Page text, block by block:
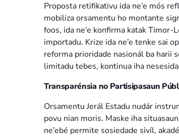
Proposta retifikativu ida ne’e mós
mobiliza orsamentu ho montante
foos, ida ne’e konfirma katak Timor-
importadu. Krize ida ne’e tenke sai
reforma prioridade nasionál ba harii
limitadu tebes, kontinua iha
Transparénsia no Partisipasaun
Orsamentu Jerál Estadu nudár
povu nian moris. Maske iha
ne’ebé permite sosiedade sivíl,